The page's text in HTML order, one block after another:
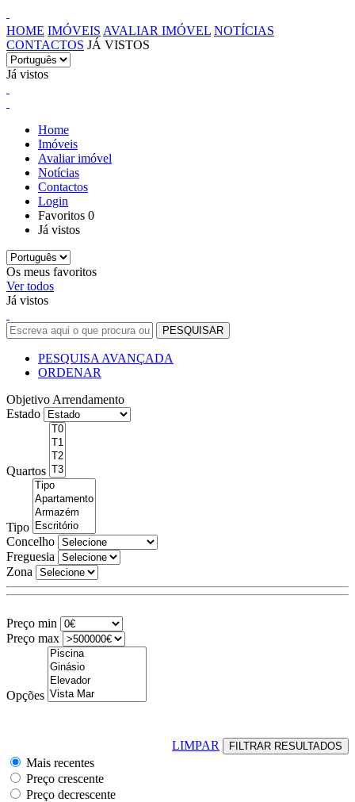
HOME IMÓVEIS AVALIAR IMÓVEL NOTÍCIAS
CONTACTOS JÁ VISTOS
Já vistos
Home
Imóveis
Avaliar imóvel
Notícias
Contactos
Login
Favoritos 0
Já vistos
Os meus favoritos
Ver todos
Já vistos
PESQUISA AVANÇADA
ORDENAR
Objetivo Arrendamento
Estado
Quartos
Tipo
Concelho
Freguesia
Zona
Preço min
Preço max
Opções
LIMPAR
Mais recentes
Preço crescente
Preço decrescente